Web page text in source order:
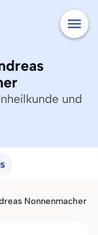
und
Nonnenmacher